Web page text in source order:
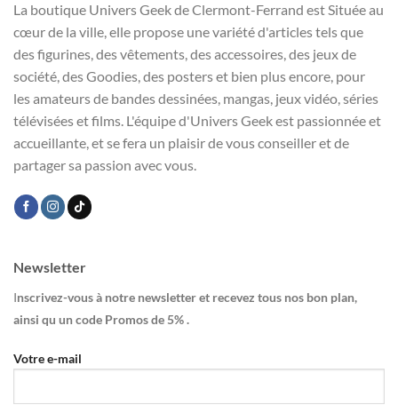
La boutique Univers Geek de Clermont-Ferrand est Située au
cœur de la ville, elle propose une variété d'articles tels que
des figurines, des vêtements, des accessoires, des jeux de
société, des Goodies, des posters et bien plus encore, pour
les amateurs de bandes dessinées, mangas, jeux vidéo, séries
télévisées et films. L'équipe d'Univers Geek est passionnée et
accueillante, et se fera un plaisir de vous conseiller et de
partager sa passion avec vous.
Newsletter
Inscrivez-vous à notre newsletter et recevez tous nos bon plan,
ainsi qu un code Promos de 5% .
Votre e-mail